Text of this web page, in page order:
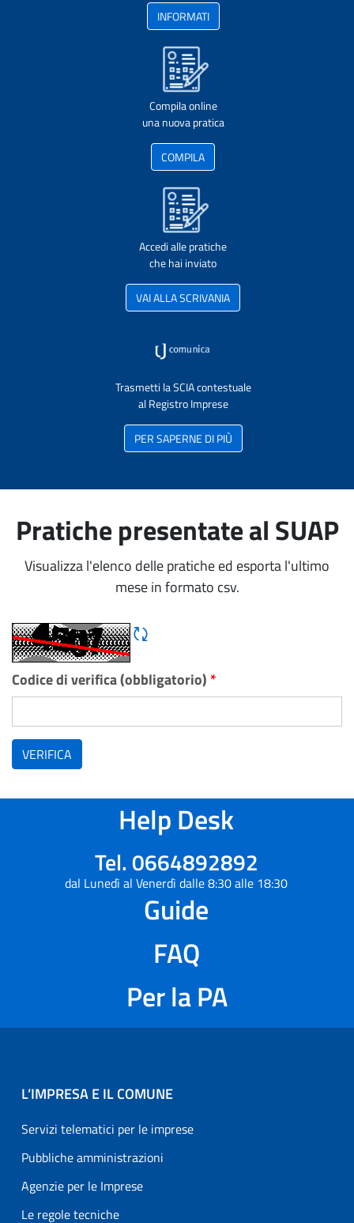
INFORMATI
Compila online
una nuova pratica
COMPILA
Accedi alle pratiche
che hai inviato
VAI ALLA SCRIVANIA
Trasmetti la SCIA contestuale
al Registro Imprese
PER SAPERNE DI PIÙ
Pratiche presentate al SUAP
Visualizza l'elenco delle pratiche ed esporta l'ultimo
mese in formato csv.
Rigene CAPTCHA
Codice di verifica (obbligatorio) *
VERIFICA
Help Desk
Tel. 0664892892
dal Lunedì al Venerdì dalle 8:30 alle 18:30
Guide
FAQ
Per la PA
L’IMPRESA E IL COMUNE
Servizi telematici per le imprese
Pubbliche amministrazioni
Agenzie per le Imprese
Le regole tecniche